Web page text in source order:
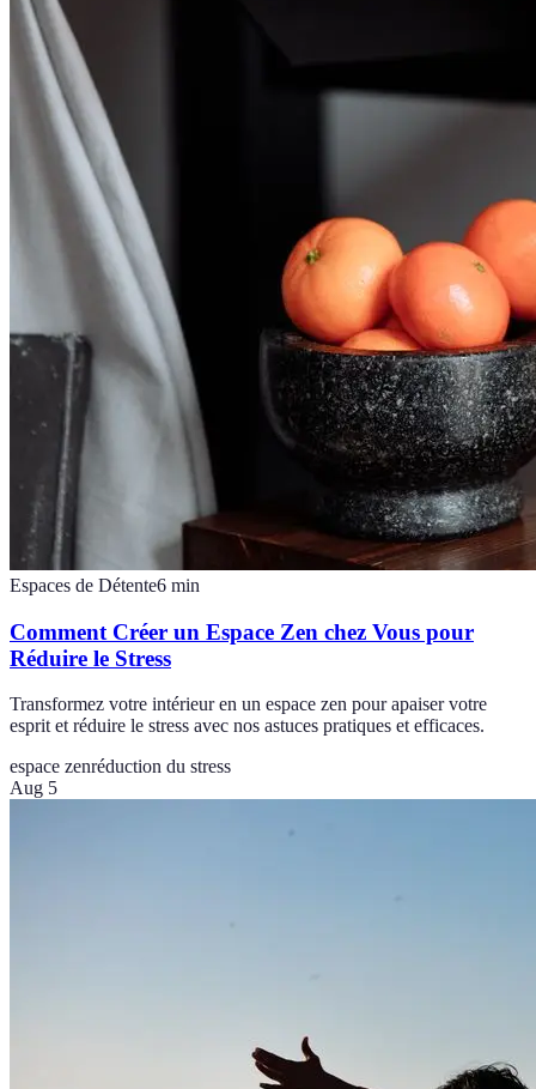
Espaces de Détente6 min
Comment Créer un Espace Zen chez Vous pour
Réduire le Stress
Transformez votre intérieur en un espace zen pour apaiser votre
esprit et réduire le stress avec nos astuces pratiques et efficaces.
espace zenréduction du stress
Aug 5